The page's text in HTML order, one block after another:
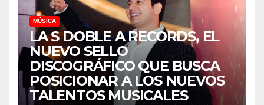
MÚSICA
LA S DOBLE A RECORDS, EL
NUEVO SELLO
DISCOGRÁFICO QUE BUSCA
POSICIONAR A LOS NUEVOS
TALENTOS MUSICALES